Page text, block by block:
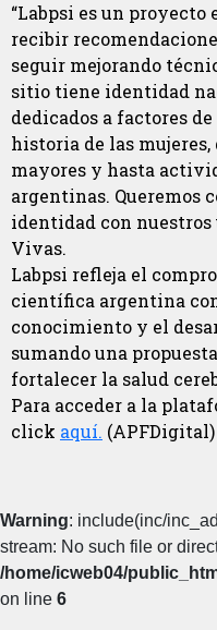
“Labpsi es un proyecto
recibir
seguir mejorando
sitio tiene identidad
dedicados a factores
historia de las mujeres,
mayores y hasta
argentinas. Queremos
identidad con nuestros
Vivas.
Labpsi refleja el
científica argentina
conocimiento y el
sumando una
fortalecer la salud
Para acceder a la
click aquí. (APFDigital)
Warning: include(inc/
stream: No such file or
/home/icweb04/
on line 6